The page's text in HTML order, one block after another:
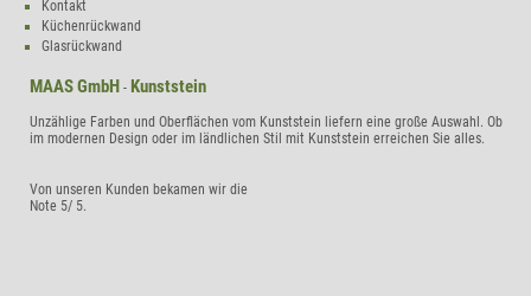
Kontakt
Küchenrückwand
Glasrückwand
MAAS GmbH - Kunststein
Unzählige Farben und Oberflächen vom Kunststein liefern eine große Auswahl. Ob
im modernen Design oder im ländlichen Stil mit Kunststein erreichen Sie alles.
Von unseren Kunden bekamen wir die
Note 5/ 5.